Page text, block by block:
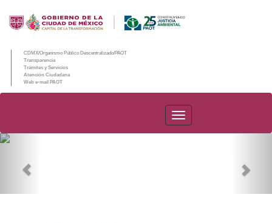
CDMX/Organismo Público Descentralizado/PAOT
Transparencia
Trámites y Servicios
Atención Ciudadana
Web e-mail PAOT
PAOT